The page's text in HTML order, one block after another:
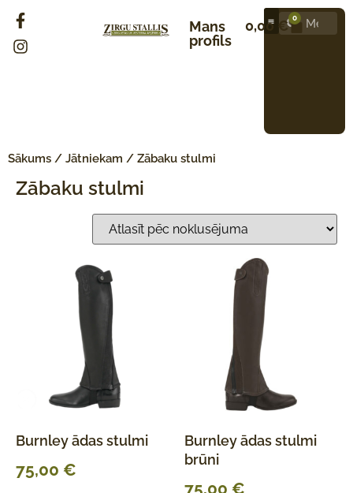
Mans
profils
0,00 € 0
Sākums / Jātniekam / Zābaku stulmi
Zābaku stulmi
Burnley ādas stulmi
75,00 €
Burnley ādas stulmi
brūni
75,00 €